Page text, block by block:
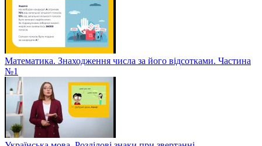
Математика. Знаходження числа за його відсотками. Частина
№1